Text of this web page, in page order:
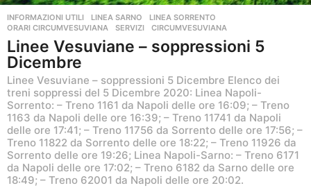
INFORMAZIONI UTILI ,LINEA SARNO ,LINEA SORRENTO
ORARI CIRCUMVESUVIANA
,SERVIZI CIRCUMVESUVIANA
Linee Vesuviane – soppressioni 5
Dicembre
Linee Vesuviane – soppressioni 5 Dicembre Elenco dei
treni soppressi del 5 Dicembre 2020: Linea Napoli-
Sorrento: – Treno 1161 da Napoli delle ore 16:09; – Treno
1163 da Napoli delle ore 16:39; – Treno 11741 da Napoli
delle ore 17:41; – Treno 11756 da Sorrento delle ore 17:56; –
Treno 11822 da Sorrento delle ore 18:22; – Treno 11926 da
Sorrento delle ore 19:26; Linea Napoli-Sarno: – Treno 6171
da Napoli delle ore 17:02; – Treno 6182 da Sarno delle ore
18:49; – Treno 62001 da Napoli delle ore 20:02.